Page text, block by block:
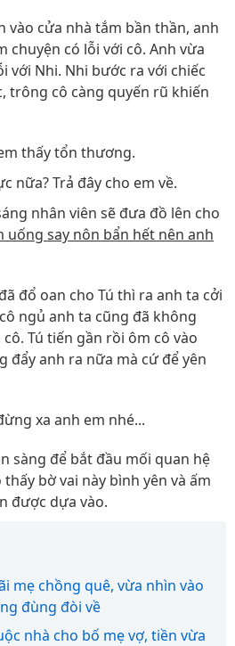
vào cửa nhà tắm bần thần, anh
chuyện có lỗi với cô. Anh vừa
với Nhi. Nhi bước ra với chiếc
trông cô càng quyến rũ khiến
thấy tổn thương.
nữa? Trả đây cho em về.
nhân viên sẽ đưa đồ lên cho
uống say nôn bẩn hết nên anh
đổ oan cho Tú thì ra anh ta cởi
ngủ anh ta cũng đã không
Tú tiến gần rồi ôm cô vào
đẩy anh ra nữa mà cứ để yên
xa anh em nhé...
sàng để bắt đầu mối quan hệ
bờ vai này bình yên và ấm
được dựa vào.
mẹ chồng quê, vừa nhìn vào
đùng đòi về
nhà cho bố mẹ vợ, tiền vừa